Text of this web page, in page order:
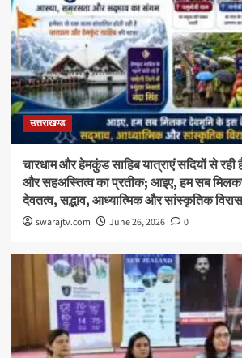
उत्तराखण्ड
चारधाम और हेमकुंड साहिब यात्राएं सदियों से
और सहअस्तित्व का प्रतीक; आइए, हम सब
देवतत्व, सद्भाव, आध्यात्मिक और सांस्कृतिक
swarajtv.com June 26, 2026 0